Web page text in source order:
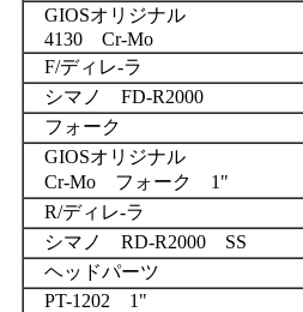
GIOSオリジナル
4130 Cr-Mo
F/ディレ-ラ
シマノ FD-R2000
フォーク
GIOSオリジナル
Cr-Mo フォーク 1"
R/ディレ-ラ
シマノ RD-R2000 SS
ヘッドパーツ
PT-1202 1"